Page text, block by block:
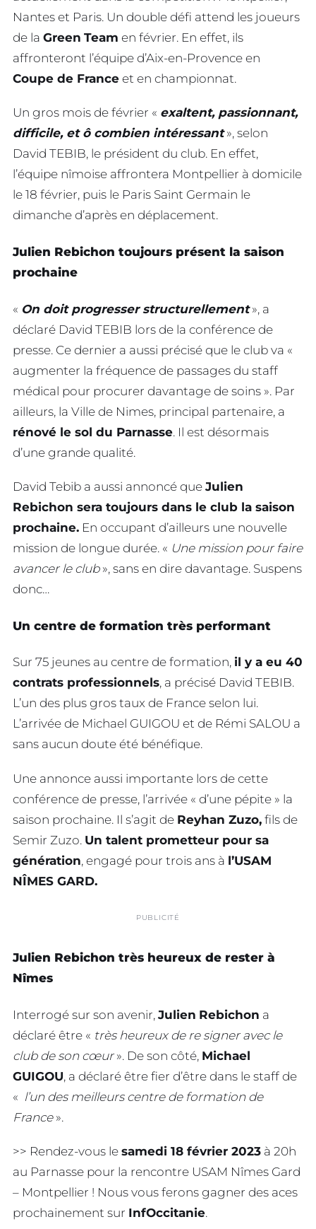
Nantes et Paris. Un double défi attend les joueurs
de la Green Team en février. En effet, ils
affronteront l’équipe d’Aix-en-Provence en
Coupe de France et en championnat.
Un gros mois de février « exaltent, passionnant,
difficile, et ô combien intéressant», selon
David TEBIB, le président du club. En effet,
l’équipe nîmoise affrontera Montpellier à domicile
le 18 février, puis le Paris Saint Germain le
dimanche d’après en déplacement.
Julien Rebichon toujours présent la saison
prochaine
« On doit progresser structurellement», a
déclaré David TEBIB lors de la conférence de
presse. Ce dernier a aussi précisé que le club va «
augmenter la fréquence de passages du staff
médical pour procurer davantage de soins ». Par
ailleurs, la Ville de Nimes, principal partenaire, a
rénové le sol du Parnasse. Il est désormais
d’une grande qualité.
David Tebib a aussi annoncé que Julien
Rebichon sera toujours dans le club la saison
prochaine. En occupant d’ailleurs une nouvelle
mission de longue durée. « Une mission pour faire
avancer le club», sans en dire davantage. Suspens
donc…
Un centre de formation très performant
Sur 75 jeunes au centre de formation, il y a eu 40
contrats professionnels, a précisé David TEBIB.
L’un des plus gros taux de France selon lui.
L’arrivée de Michael GUIGOU et de Rémi SALOU a
sans aucun doute été bénéfique.
Une annonce aussi importante lors de cette
conférence de presse, l’arrivée « d’une pépite » la
saison prochaine. Il s’agit de Reyhan Zuzo, fils de
Semir Zuzo. Un talent prometteur pour sa
génération, engagé pour trois ans à l’USAM
NÎMES GARD.
PUBLICITÉ
Julien Rebichon très heureux de rester à
Nîmes
Interrogé sur son avenir, Julien Rebichon a
déclaré être « très heureux de re signer avec le
club de son cœur». De son côté, Michael
GUIGOU, a déclaré être fier d’être dans le staff de
« l’un des meilleurs centre de formation de
France».
>> Rendez-vous le samedi 18 février 2023 à 20h
au Parnasse pour la rencontre USAM Nîmes Gard
– Montpellier ! Nous vous ferons gagner des aces
prochainement sur InfOccitanie.